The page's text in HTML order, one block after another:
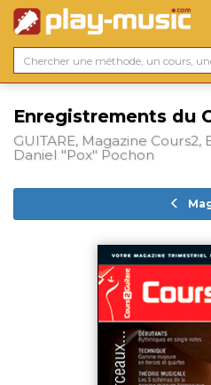
Enregistrements du
GUITARE, Magazine
Daniel "Pox" Pochon